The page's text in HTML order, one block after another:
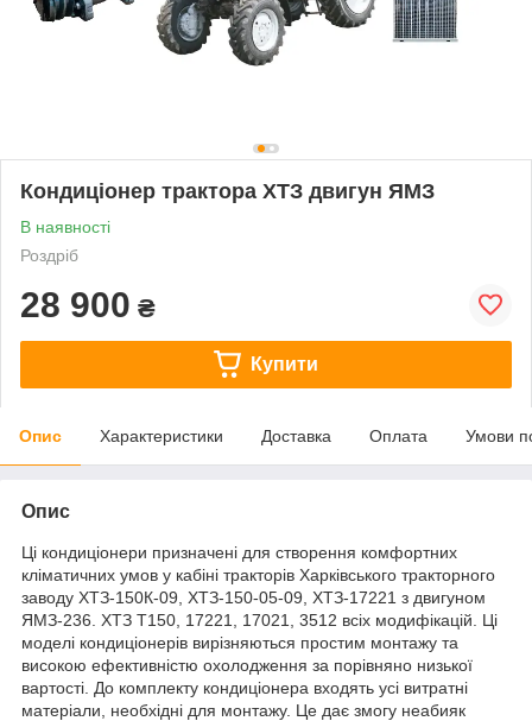
Кондиціонер трактора ХТЗ двигун ЯМЗ
В наявності
Роздріб
28 900 ₴
Купити
Опис Характеристики Доставка Оплата Умови
Опис
Ці кондиціонери призначені для створення комфортних
кліматичних умов у кабіні тракторів Харківського тракторного
заводу ХТЗ-150К-09, ХТЗ-150-05-09, ХТЗ-17221 з двигуном
ЯМЗ-236. ХТЗ Т150, 17221, 17021, 3512 всіх модифікацій. Ці
моделі кондиціонерів вирізняються простим монтажу та
високою ефективністю охолодження за порівняно низької
вартості. До комплекту кондиціонера входять усі витратні
матеріали, необхідні для монтажу. Це дає змогу неабияк